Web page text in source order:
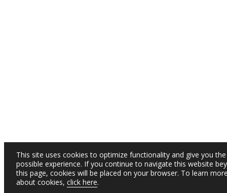
This site uses cookies to optimize functionality and give you
possible experience. If you continue to navigate this website
this page, cookies will be placed on your browser. To learn
about cookies, click here.